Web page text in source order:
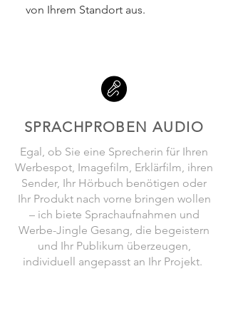
von Ihrem Standort aus.
SPRACHPROBEN AUDIO
Egal, ob Sie eine Sprecherin für Ihren
Werbespot, Imagefilm, Erklärfilm, ihren
Sender, Ihr Hörbuch benötigen oder
Ihr Produkt nach vorne bringen wollen
– ich biete Sprachaufnahmen und
Werbe-Jingle Gesang, die begeistern
und Ihr Publikum überzeugen,
individuell angepasst an Ihr Projekt.